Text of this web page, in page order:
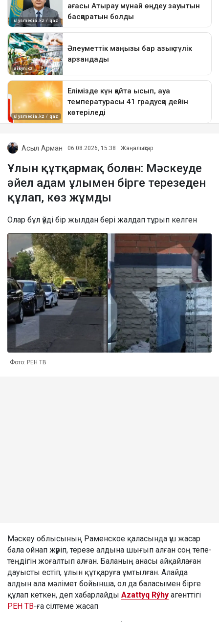
Асыл Арман 06.08.2026, 15:38 Жаңалықтар
Ұлын құтқармақ болған: Мәскеуде
әйел адам ұлымен бірге терезеден
құлап, көз жұмды
Олар бұл үйді бір жылдан бері жалдап тұрып келген
Фото: РЕН ТВ
Мәскеу облысының Раменское қаласында үш жасар
бала ойнап жүріп, терезе алдына шығып алған соң тепе-
теңдігін жоғалтып алған. Баланың анасы айқайлаған
дауысты естіп, ұлын құтқаруға ұмтылған. Алайда
алдын ала мәлімет бойынша, ол да баласымен бірге
құлап кеткен, деп хабарлайды Azattyq Rýhy агенттігі
РЕН ТВ-ға сілтеме жасап